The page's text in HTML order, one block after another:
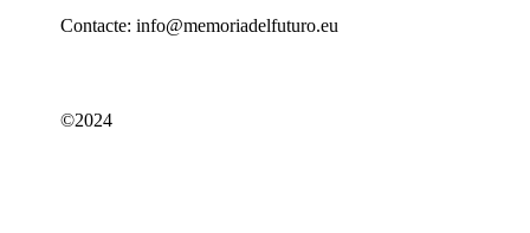
Contacte: info@memoriadelfuturo.eu
©2024